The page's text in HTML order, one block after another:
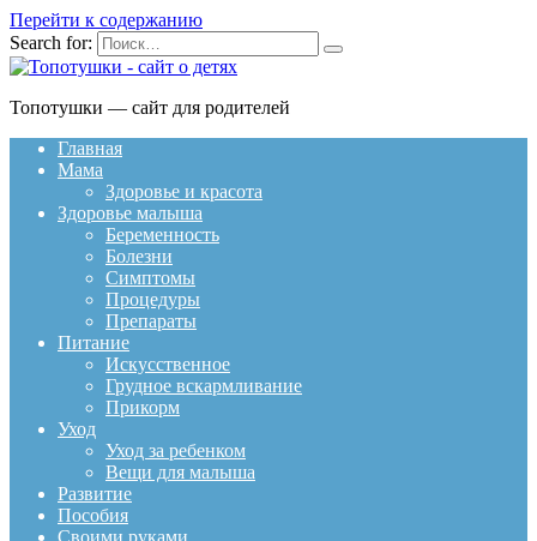
Перейти к содержанию
Search for:
Топотушки — сайт для родителей
Главная
Мама
Здоровье и красота
Здоровье малыша
Беременность
Болезни
Симптомы
Процедуры
Препараты
Питание
Искусственное
Грудное вскармливание
Прикорм
Уход
Уход за ребенком
Вещи для малыша
Развитие
Пособия
Своими руками